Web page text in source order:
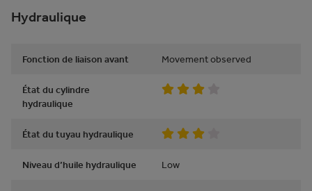
Hydraulique
Fonction de liaison avant Movement observed
État du cylindre
hydraulique
État du tuyau hydraulique
Niveau d’huile hydraulique Low